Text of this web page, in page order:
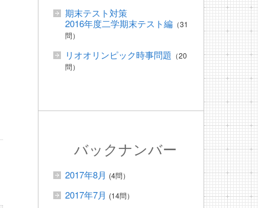
期末テスト対策
2016年度二学期末テスト編 （31
問）
リオオリンピック時事問題 （20
問）
バックナンバー
2017年8月 (4問）
2017年7月 (14問）